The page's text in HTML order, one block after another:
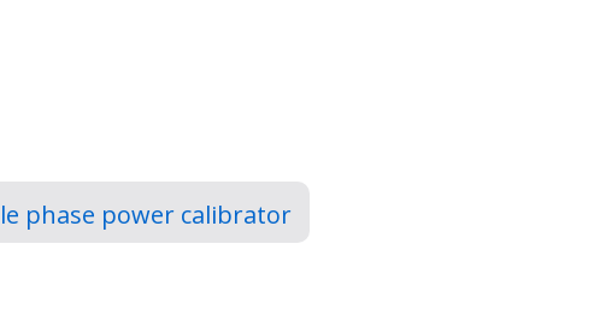
phase power calibrator